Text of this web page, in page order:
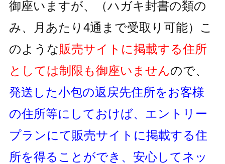
御座いますが、
（ハガキ封書の類の
み、月あたり4通まで受取り可能） こ
のような販売サイトに掲載する住所
としては制限も御座いませんので、
発送した小包の返戻先住所をお客様
の住所等にしておけば、 エントリー
プランにて販売サイトに掲載する住
所を得ることができ、 安心してネッ